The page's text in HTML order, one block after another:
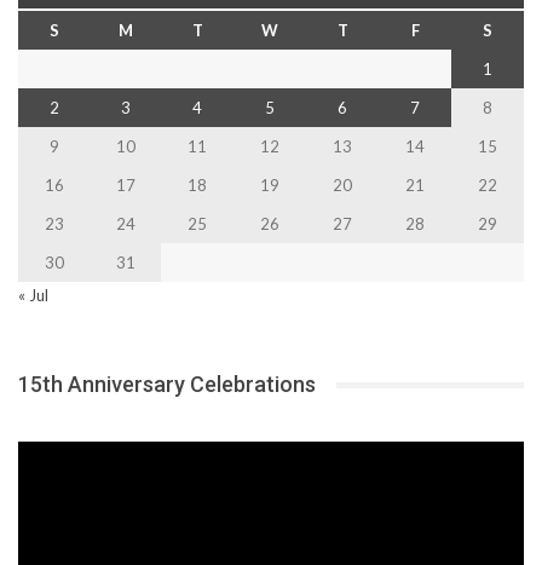
S M T W T F
S
1
2
3 4 5 6 7
8
9
10 11 12 13 14
15
16
17 18 19 20 21
22
23
24 25 26 27 28
29
30
31
« Jul
15th Anniversary Celebrations